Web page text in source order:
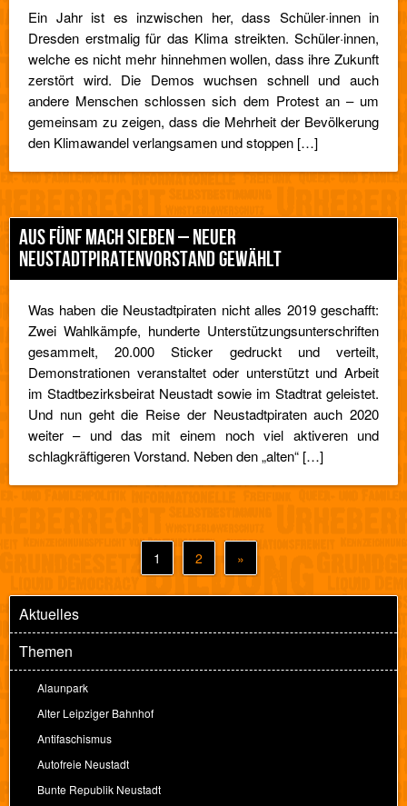
Ein Jahr ist es inzwischen her, dass Schüler·innen in
Dresden erstmalig für das Klima streikten. Schüler·innen,
welche es nicht mehr hinnehmen wollen, dass ihre Zukunft
zerstört wird. Die Demos wuchsen schnell und auch
andere Menschen schlossen sich dem Protest an – um
gemeinsam zu zeigen, dass die Mehrheit der Bevölkerung
den Klimawandel verlangsamen und stoppen […]
AUS FÜNF MACH SIEBEN – NEUER
NEUSTADTPIRATENVORSTAND GEWÄHLT
Was haben die Neustadtpiraten nicht alles 2019 geschafft:
Zwei Wahlkämpfe, hunderte Unterstützungsunterschriften
gesammelt, 20.000 Sticker gedruckt und verteilt,
Demonstrationen veranstaltet oder unterstützt und Arbeit
im Stadtbezirksbeirat Neustadt sowie im Stadtrat geleistet.
Und nun geht die Reise der Neustadtpiraten auch 2020
weiter – und das mit einem noch viel aktiveren und
schlagkräftigeren Vorstand. Neben den „alten“ […]
1 2 »
Aktuelles
Themen
Alaunpark
Alter Leipziger Bahnhof
Antifaschismus
Autofreie Neustadt
Bunte Republik Neustadt